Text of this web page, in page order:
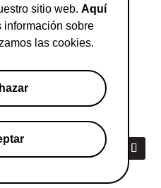
sitio web. Aquí
información sobre
las cookies.
from Europe’s digital